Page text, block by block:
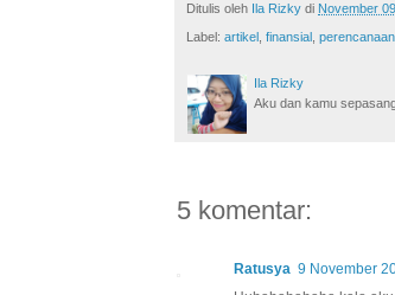
Ditulis oleh Ila Rizky di November
Label: artikel , finansial ,
Ila Rizky
Aku dan kamu
5 komentar:
Ratusya 9 November